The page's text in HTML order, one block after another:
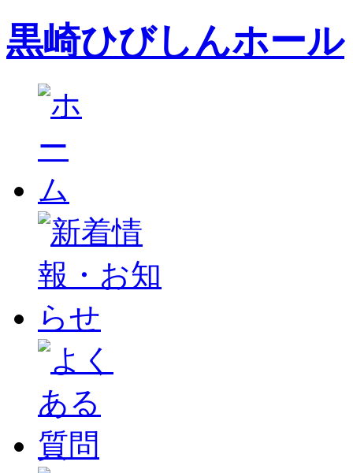
黒崎ひびしんホール